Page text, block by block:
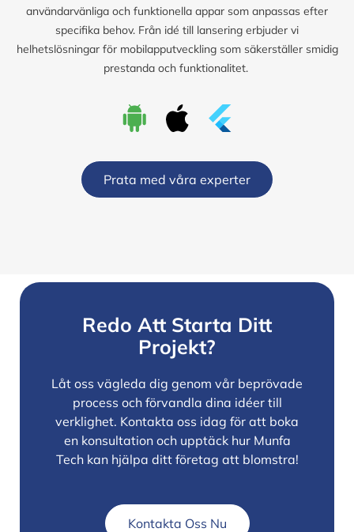
användarvänliga och funktionella appar som anpassas efter
specifika behov. Från idé till lansering erbjuder vi
helhetslösningar för mobilapputveckling som säkerställer smidig
prestanda och funktionalitet.
Prata med våra experter
Redo Att Starta Ditt
Projekt?
Låt oss vägleda dig genom vår beprövade
process och förvandla dina idéer till
verklighet. Kontakta oss idag för att boka
en konsultation och upptäck hur Munfa
Tech kan hjälpa ditt företag att blomstra!
Kontakta Oss Nu